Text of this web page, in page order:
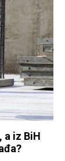
a iz BiH